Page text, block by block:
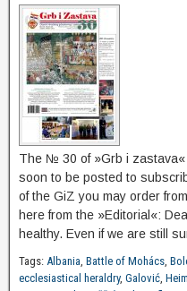
The № 30 of »Grb i zastava«
soon to be posted to
of the GiZ you may order
here from the »Editorial«:
healthy. Even if we are still
Tags: Albania, Battle of Mohács,
ecclesiastical heraldry, Galović,